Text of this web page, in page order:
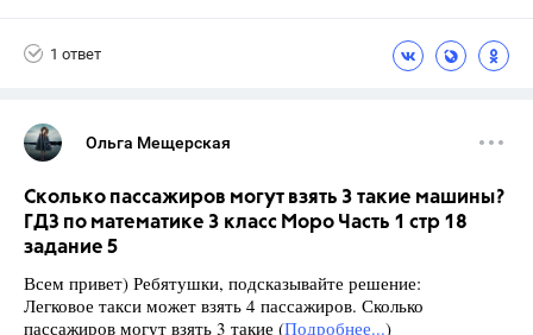
1 ответ
Ольга Мещерская
Сколько пассажиров могут взять 3 такие машины?
ГДЗ по математике 3 класс Моро Часть 1 стр 18
задание 5
Всем привет) Ребятушки, подсказывайте решение:
Легковое такси может взять 4 пассажиров. Сколько
пассажиров могут взять 3 такие (Подробнее...)